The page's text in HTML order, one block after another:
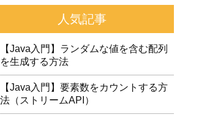
人気記事
【Java入門】ランダムな値を含む配列
を生成する方法
【Java入門】要素数をカウントする方
法（ストリームAPI）